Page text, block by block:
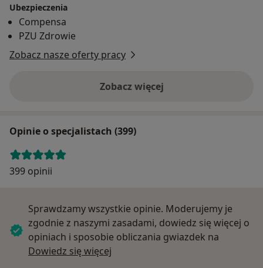
Ubezpieczenia
Compensa
PZU Zdrowie
Zobacz nasze oferty pracy
Zobacz więcej
Opinie o specjalistach (399)
399 opinii
Sprawdzamy wszystkie opinie. Moderujemy je
zgodnie z naszymi zasadami, dowiedz się więcej o
opiniach i sposobie obliczania gwiazdek na
Dowiedz się więcej